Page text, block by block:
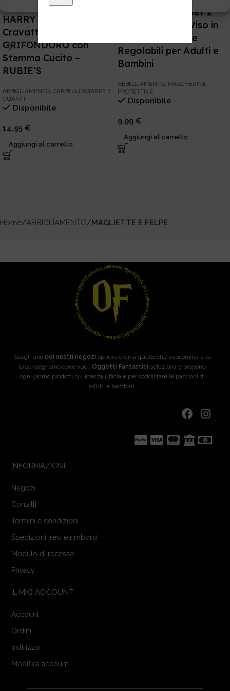
HARRY POTTER –
Cravatta Raso Casata
GRIFONDORO con
Stemma Cucito –
RUBIE’S
ABBIGLIAMENTO, CAPPELLI SCIARPE E
GUANTI
Disponibile
14,95 €
Aggiungi al carrello
CORVONERO – Set 2
Mascherine per Viso in
Cotone Lavabili e
Regolabili per Adulti e
Bambini
ABBIGLIAMENTO, MASCHERINE
PROTETTIVE
Disponibile
9,99 €
Aggiungi al carrello
Home ABBIGLIAMENTO MAGLIETTE E FELPE
Scegli uno dei nostri negozi oppure ordina quello che vuoi online e te
lo consegnamo dove vuoi: Oggetti Fantastici seleziona e propone
ogni giorno prodotti su licenza ufficiale per soddisfare le passioni di
adulti e bambini.
INFORMAZIONI
Negozi
Contatti
Termini e condizioni
Spedizioni, resi e rimborsi
Modulo di recesso
Privacy
IL MIO ACCOUNT
Account
Ordini
Indirizzo
Modifica account